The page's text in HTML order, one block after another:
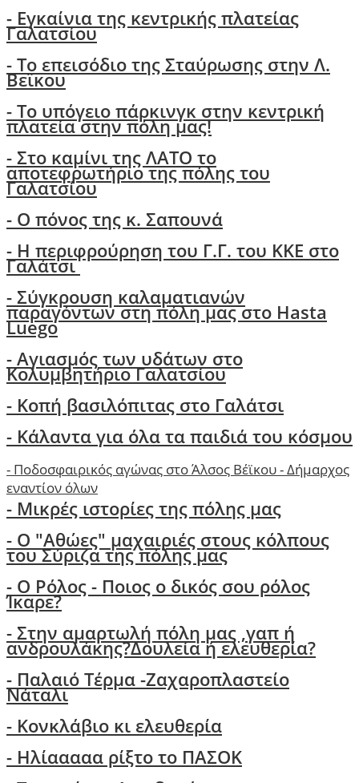
- Εγκαίνια της κεντρικής πλατείας
Γαλατσίου
- Το επεισόδιο της Σταύρωσης στην Λ.
Βεϊκου
- Το υπόγειο πάρκινγκ στην κεντρική
πλατεία στην πόλη μας!
- Στο καμίνι της ΛΑΤΟ το
αποτεφρωτήριο της πόλης του
Γαλατσίου
- Ο πόνος της κ. Σαπουνά
- H περιφρούρηση του Γ.Γ. του ΚΚΕ στο
Γαλάτσι
-Σύγκρουση καλαματιανών
παραγόντων στη πόλη μας στο Hasta
Luego
- Αγιασμός των υδάτων στο
Κολυμβητήριο Γαλατσίου
- Κοπή βασιλόπιτας στο Γαλάτσι
- Κάλαντα για όλα τα παιδιά του κόσμου
- Ποδοσφαιρικός αγώνας στο Άλσος Βέϊκου - Δήμαρχος
εναντίον όλων
- Μικρές ιστορίες της πόλης μας
- Ο "Αθώες" μαχαιριές στους κόλπους
του Σύριζα της πόλης μας
- Ο Ρόλος - Ποιος ο δικός σου ρόλος
Ίκαρε?
- Στην αμαρτωλή πόλη μας ,γαπ ή
ανδρουλάκης?Δουλεία ή ελευθερία?
- Παλαιό Τέρμα -Ζαχαροπλαστείο
Νάταλι
- Κονκλάβιο κι ελευθερία
- Ηλίααααα ρίξτο το ΠΑΣΟΚ